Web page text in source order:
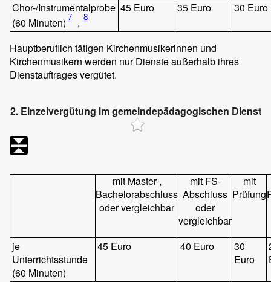
Chor-/Instrumentalprobe
(60 Minuten) 7 , 8
45 Euro 35 Euro 30 Euro
Hauptberuflich tätigen Kirchenmusikerinnen und
Kirchenmusikern werden nur Dienste außerhalb ihres
Dienstauftrages vergütet.
2. Einzelvergütung im gemeindepädagogischen Dienst
mit Master-,
Bachelorabschluss
oder vergleichbar
mit FS-
Abschluss
oder
vergleichbar
mit
Prüfung
je
Unterrichtsstunde
(60 Minuten)
45 Euro 40 Euro
30
Euro